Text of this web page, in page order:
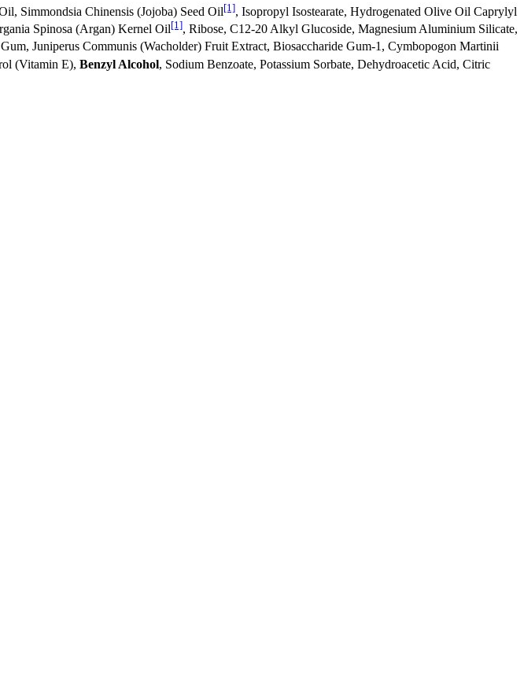
Simmondsia Chinensis (Jojoba) Seed Oil[1], Isopropyl Isostearate, Hydrogenated Olive Oil Caprylyl
Spinosa (Argan) Kernel Oil[1], Ribose, C12-20 Alkyl Glucoside, Magnesium Aluminium Silicate,
Juniperus Communis (Wacholder) Fruit Extract, Biosaccharide Gum-1, Cymbopogon Martinii
(Vitamin E), Benzyl Alcohol, Sodium Benzoate, Potassium Sorbate, Dehydroacetic Acid, Citric